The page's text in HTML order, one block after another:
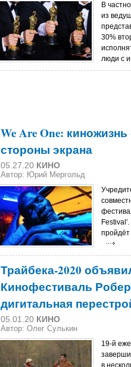
В
из
30%
люди с
We Are One:
стороны экрана
05.27.20 КИНО
Автор: Юрий Мергольд
Трайбека-2020
Кинофестиваль
дигитальная
05.01.20 КИНО
Автор: Олег Сулькин
19-й
в